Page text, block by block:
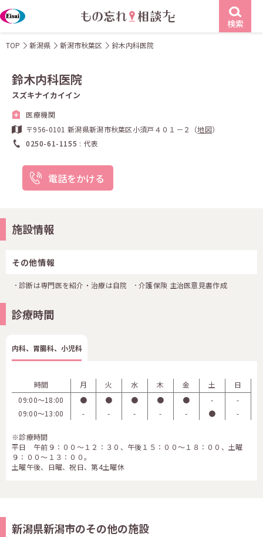
検索
TOP 新潟県 新潟市秋葉区 鈴木内科医院
鈴木内科医院
スズキナイカイイン
医療機関
〒956-0101 新潟県新潟市秋葉区小須戸４０１－２（地図）
0250-61-1155
代表
電話をかける
施設情報
その他情報
診断は専門医を紹介・治療は自院 介護保険 主治医意見書作成
診療時間
内科、胃腸科、小児科
時間 月 火 水 木 金 土
日
09:00〜18:00
● ● ● ● ● -
-
09:00〜13:00
- - - - - ● -
※診療時間
平日 午前９：００～１２：３０、午後１５：００～１８：００、土曜
９：００～１３：００。
土曜午後、日曜、祝日、第4土曜休
新潟県新潟市のその他の施設